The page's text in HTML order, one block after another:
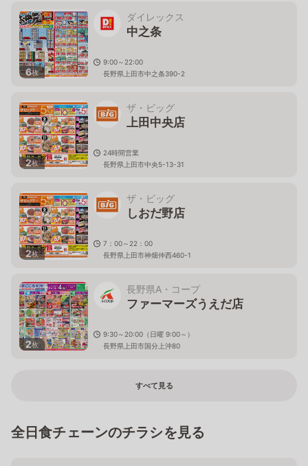
6枚
ダイレックス
中之条
9:00～22:00
長野県上田市中之条390-2
2枚
ザ・ビッグ
上田中央店
24時間営業
長野県上田市中央5-13-31
2枚
ザ・ビッグ
しおだ野店
7：00～22：00
長野県上田市神畑仲西460-1
2枚
長野県A・コープ
ファーマーズうえだ店
9:30～20:00（日曜 9:00～）
長野県上田市国分上沖80
すべて見る
全日食チェーンのチラシを見る